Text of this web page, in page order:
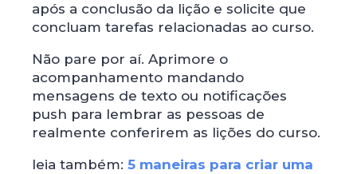
após a conclusão da lição e solicite que
concluam tarefas relacionadas ao curso.
Não pare por aí. Aprimore o
acompanhamento mandando
mensagens de texto ou notificações
push para lembrar as pessoas de
realmente conferirem as lições do curso.
leia também: 5 maneiras para criar uma